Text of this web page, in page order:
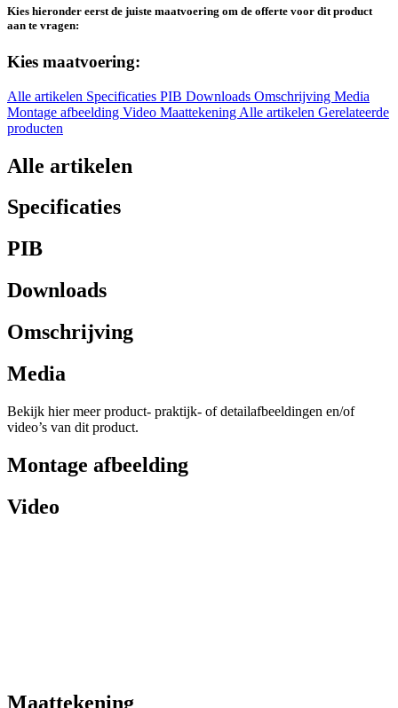
Kies hieronder eerst de juiste maatvoering om de offerte voor dit product
aan te vragen:
Kies maatvoering:
Alle artikelen Specificaties PIB Downloads Omschrijving Media
Montage afbeelding Video Maattekening Alle artikelen Gerelateerde
producten
Alle artikelen
Specificaties
PIB
Downloads
Omschrijving
Media
Bekijk hier meer product- praktijk- of detailafbeeldingen en/of
video’s van dit product.
Montage afbeelding
Video
Maattekening